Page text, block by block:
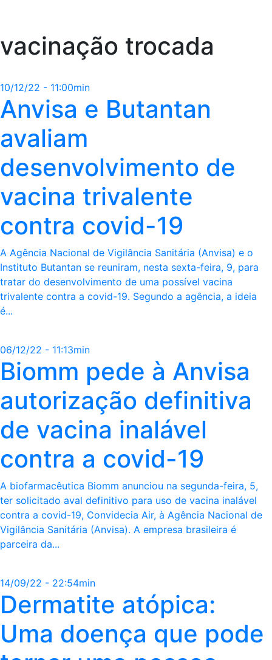
vacinação trocada
10/12/22 - 11:00min
Anvisa e Butantan
avaliam
desenvolvimento de
vacina trivalente
contra covid-19
A Agência Nacional de Vigilância Sanitária (Anvisa) e o
Instituto Butantan se reuniram, nesta sexta-feira, 9, para
tratar do desenvolvimento de uma possível vacina
trivalente contra a covid-19. Segundo a agência, a ideia
é...
06/12/22 - 11:13min
Biomm pede à Anvisa
autorização definitiva
de vacina inalável
contra a covid-19
A biofarmacêutica Biomm anunciou na segunda-feira, 5,
ter solicitado aval definitivo para uso de vacina inalável
contra a covid-19, Convidecia Air, à Agência Nacional de
Vigilância Sanitária (Anvisa). A empresa brasileira é
parceira da...
14/09/22 - 22:54min
Dermatite atópica:
Uma doença que pode